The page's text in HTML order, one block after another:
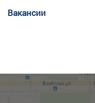
Вакансии